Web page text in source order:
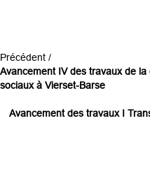
Précédent /
Avancement IV des travaux de
sociaux à Vierset-Barse
Avancement des travaux I